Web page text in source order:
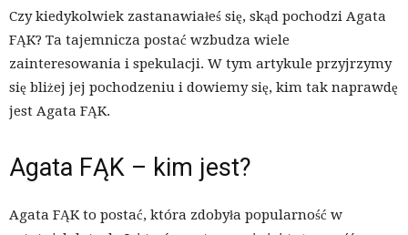
Czy kiedykolwiek zastanawiałeś się, skąd pochodzi Agata
FĄK? Ta tajemnicza postać wzbudza wiele
zainteresowania i spekulacji. W tym artykule przyjrzymy
się bliżej jej pochodzeniu i dowiemy się, kim tak naprawdę
jest Agata FĄK.
Agata FĄK – kim jest?
Agata FĄK to postać, która zdobyła popularność w